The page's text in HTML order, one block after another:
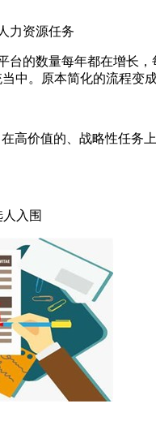
力资源任务
的数量每年都在增长
中。原本简化的流程变
高价值的、战略性任务
入围